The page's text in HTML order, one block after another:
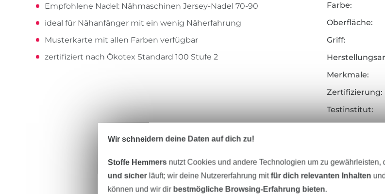
Empfohlene Nadel: Nähmaschinen Jersey-Nadel 70-90
ideal für Nähanfänger mit ein wenig Näherfahrung
Musterkarte mit allen Farben verfügbar
zertifiziert nach Ökotex Standard 100 Stufe 2
Farbe:
Oberfläche:
Griff:
Merkmale:
Zertifizierung:
Testinstitut:
Hersteller-
Wir schneidern deine Daten auf dich zu!
Stoffe Hemmers nutzt Cookies und andere Technologien um zu
und sicherläuft; wir deine Nutzererfahrung mitfür dich relevanten Inhalten und
können und wir dir bestmögliche Browsing-Erfahrung bieten.